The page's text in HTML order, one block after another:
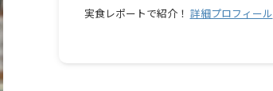
実食レポートで紹介！ 詳細プロフィール